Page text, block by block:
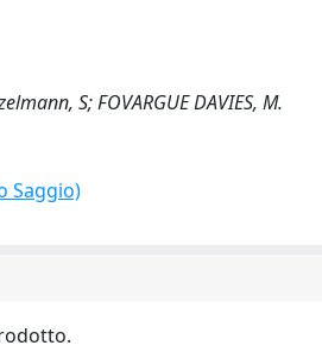
S; FOVARGUE DAVIES, M.
Saggio)